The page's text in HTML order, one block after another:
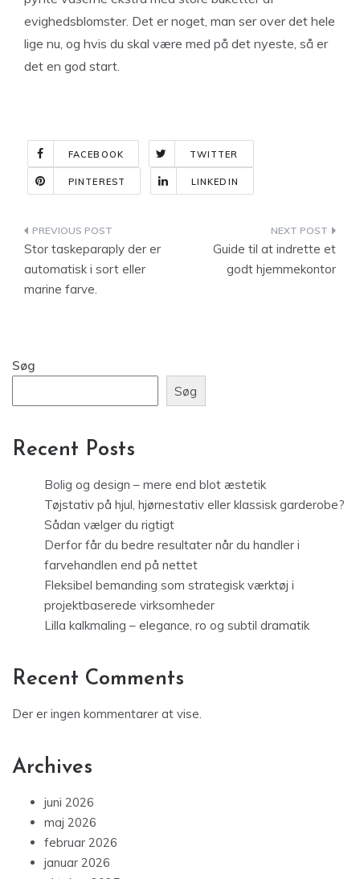
evighedsblomster. Det er noget, man ser over det hele
lige nu, og hvis du skal være med på det nyeste, så er
det en god start.
FACEBOOK TWITTER
PINTEREST LINKEDIN
Indlægsnavigation
Stor taskeparaply der er
automatisk i sort eller
marine farve.
Guide til at indrette et
godt hjemmekontor
Søg
Søg
Recent Posts
Bolig og design – mere end blot æstetik
Tøjstativ på hjul, hjørnestativ eller klassisk garderobe?
Sådan vælger du rigtigt
Derfor får du bedre resultater når du handler i
farvehandlen end på nettet
Fleksibel bemanding som strategisk værktøj i
projektbaserede virksomheder
Lilla kalkmaling – elegance, ro og subtil dramatik
Recent Comments
Der er ingen kommentarer at vise.
Archives
juni 2026
maj 2026
februar 2026
januar 2026